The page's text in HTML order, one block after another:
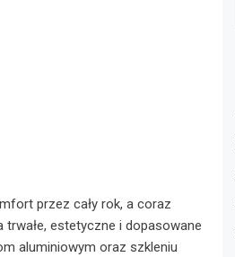
przez cały rok, a coraz
estetyczne i dopasowane
aluminiowym oraz szkleniu